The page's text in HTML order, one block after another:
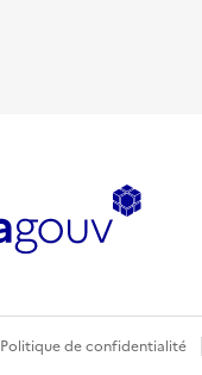
Politique de confidentialité